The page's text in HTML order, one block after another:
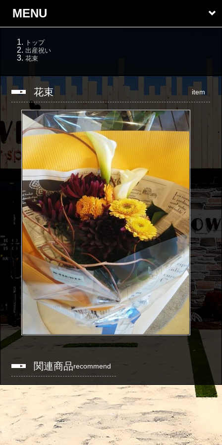
MENU
トップ
出産祝い
花束
花束 item
関連商品recommend